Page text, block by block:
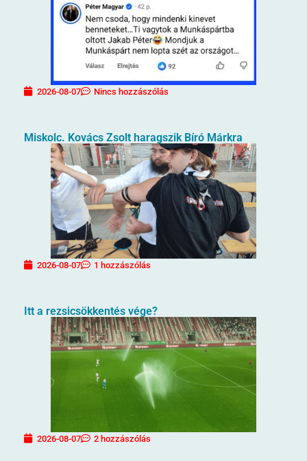
2026-08-07 Nincs hozzászólás
Miskolc. Kovács Zsolt haragszik Bíró Márkra
2026-08-07 1 hozzászólás
Itt a rezsicsökkentés vége?
2026-08-07 2 hozzászólás